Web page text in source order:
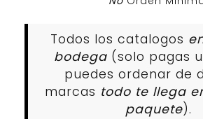
Todos los catalogos
bodega (solo pagas
puedes ordenar de
marcas todo te llega
paquete).